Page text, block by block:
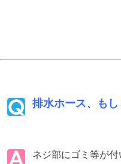
排水ホース、も
ネジ部にゴミ等が